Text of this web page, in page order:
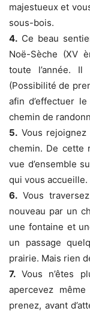
majestueux et
sous-bois.
4. Ce beau
Noë-Sèche (XV
toute l’année. Il
(Possibilité de
afin d’effectuer
chemin de
5. Vous
chemin. De cette
vue d’ensemble
qui vous accueille.
6. Vous
nouveau par un
une fontaine et
un passage
prairie. Mais rien
7. Vous n’êtes
apercevez
prenez, avant